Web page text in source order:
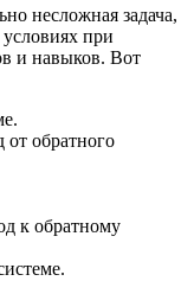
несложная задача,
при
и навыков. Вот
обратного
к обратному